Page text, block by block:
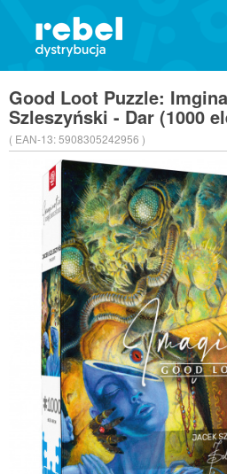
Good Loot Puzzle:
Szleszyński - Dar (1000
( EAN-13:5908305242956 )